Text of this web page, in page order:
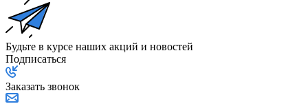
Будьте в курсе наших акций и новостей
Подписаться
Заказать звонок